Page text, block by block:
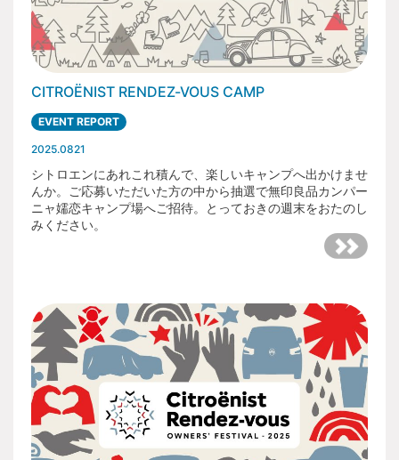
CITROËNIST RENDEZ-VOUS CAMP
EVENT REPORT
2025.0821
シトロエンにあれこれ積んで、楽しいキャンプへ出かけませ
んか。ご応募いただいた方の中から抽選で無印良品カンパー
ニャ嬬恋キャンプ場へご招待。とっておきの週末をおたのし
みください。